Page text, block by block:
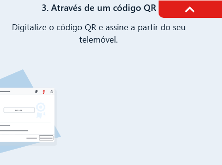
3. Através de um código QR
Digitalize o código QR e assine a partir do seu
telemóvel.